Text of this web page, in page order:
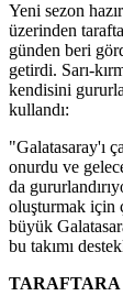
Yeni sezon
üzerinden
günden beri
getirdi. Sarı-
kendisini
kullandı:
"Galatasaray'ı
onurdu ve
da
oluşturmak için
büyük
bu takımı